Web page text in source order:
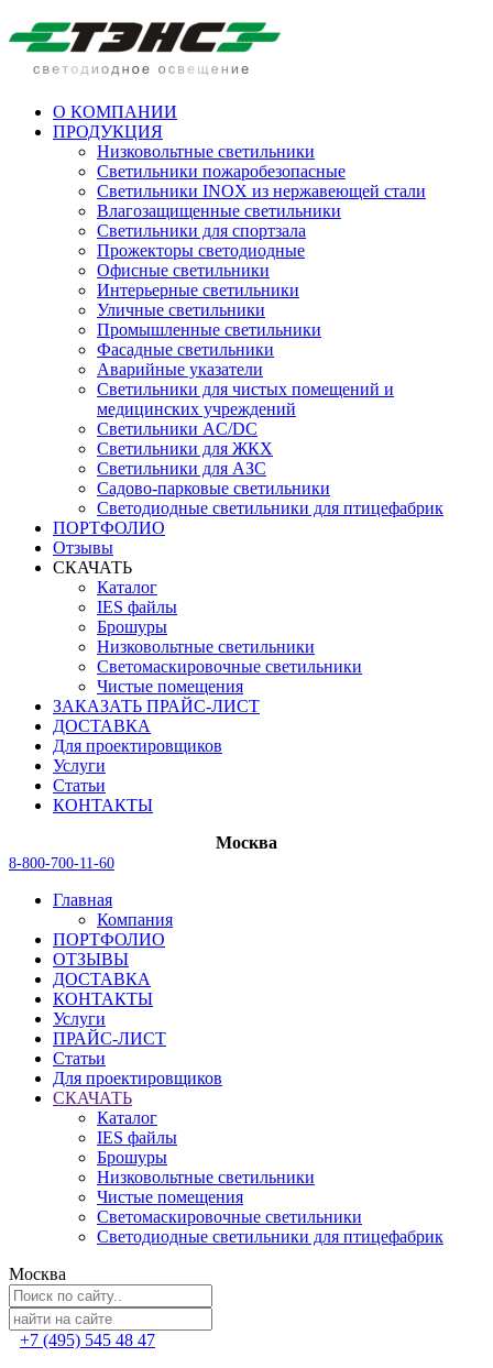
О КОМПАНИИ
ПРОДУКЦИЯ
Низковольтные светильники
Cветильники пожаробезопасные
Светильники INOX из нержавеющей стали
Влагозащищенные светильники
Светильники для спортзала
Прожекторы светодиодные
Офисные светильники
Интерьерные светильники
Уличные светильники
Промышленные светильники
Фасадные светильники
Аварийные указатели
Светильники для чистых помещений и
медицинских учреждений
Светильники AC/DC
Светильники для ЖКХ
Светильники для АЗС
Садово-парковые светильники
Светодиодные светильники для птицефабрик
ПОРТФОЛИО
Отзывы
СКАЧАТЬ
Каталог
IES файлы
Брошуры
Низковольтные светильники
Светомаскировочные светильники
Чистые помещения
ЗАКАЗАТЬ ПРАЙС-ЛИСТ
ДОСТАВКА
Для проектировщиков
Услуги
Статьи
КОНТАКТЫ
Москва
8-800-700-11-60
Главная
Компания
ПОРТФОЛИО
ОТЗЫВЫ
ДОСТАВКА
КОНТАКТЫ
Услуги
ПРАЙС-ЛИСТ
Статьи
Для проектировщиков
СКАЧАТЬ
Каталог
IES файлы
Брошуры
Низковольтные светильники
Чистые помещения
Светомаскировочные светильники
Светодиодные светильники для птицефабрик
Москва
+7 (495) 545 48 47